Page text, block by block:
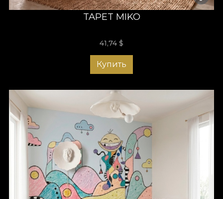
TAPET MIKO
41,74 $
Купить